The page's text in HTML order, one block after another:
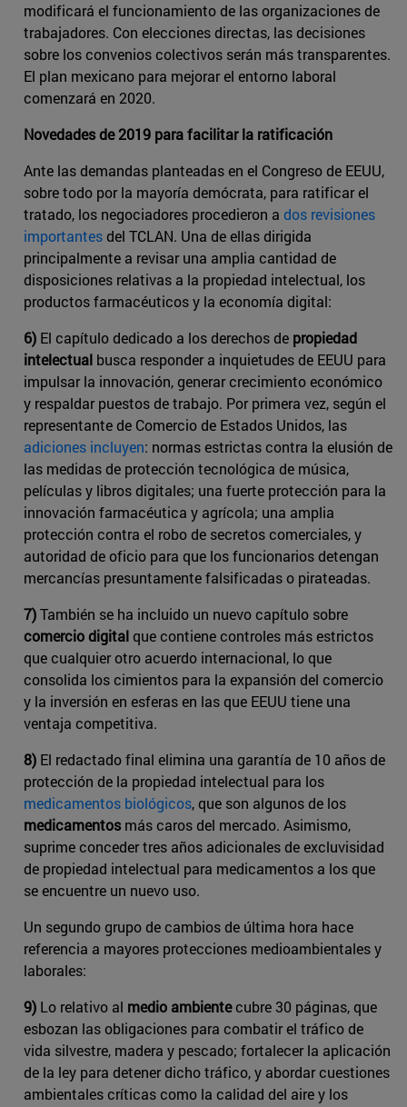
modificará el funcionamiento de las organizaciones de
trabajadores. Con elecciones directas, las decisiones
sobre los convenios colectivos serán más transparentes.
El plan mexicano para mejorar el entorno laboral
comenzará en 2020.
Novedades de 2019 para facilitar la ratificación
Ante las demandas planteadas en el Congreso de EEUU,
sobre todo por la mayoría demócrata, para ratificar el
tratado, los negociadores procedieron a dos revisiones
importantesdel TCLAN. Una de ellas dirigida
principalmente a revisar una amplia cantidad de
disposiciones relativas a la propiedad intelectual, los
productos farmacéuticos y la economía digital:
6) El capítulo dedicado a los derechos de propiedad
intelectual busca responder a inquietudes de EEUU para
impulsar la innovación, generar crecimiento económico
y respaldar puestos de trabajo. Por primera vez, según el
representante de ​Comercio de Estados Unidos​, las
adiciones incluyen: normas estrictas contra la elusión de
las medidas de protección tecnológica de música,
películas y libros digitales; una fuerte protección para la
innovación farmacéutica y agrícola; una amplia
protección contra el robo de secretos comerciales, y
autoridad de oficio para que los funcionarios detengan
mercancías presuntamente falsificadas o pirateadas.
7)También se ha incluido un nuevo capítulo sobre
comercio digitalque contiene controles más estrictos
que cualquier otro acuerdo internacional, lo que
consolida los cimientos para la expansión del comercio
y la inversión en esferas en las que EEUU tiene una
ventaja competitiva.
8) El redactado final elimina una garantía de 10 años de
protección de la propiedad intelectual para los
medicamentos biológicos​, que son algunos de los
medicamentos más caros del mercado. Asimismo,
suprime conceder tres años adicionales de excluvisidad
de propiedad intelectual para medicamentos a los que
se encuentre un nuevo uso.
Un segundo grupo de cambios de última hora hace
referencia a mayores protecciones medioambientales y
laborales:
9) Lo relativo al medio ambientecubre 30 páginas, que
esbozan las obligaciones para combatir el tráfico de
vida silvestre, madera y pescado; fortalecer la aplicación
de la ley para detener dicho tráfico, y abordar cuestiones
ambientales críticas como la calidad del aire y los